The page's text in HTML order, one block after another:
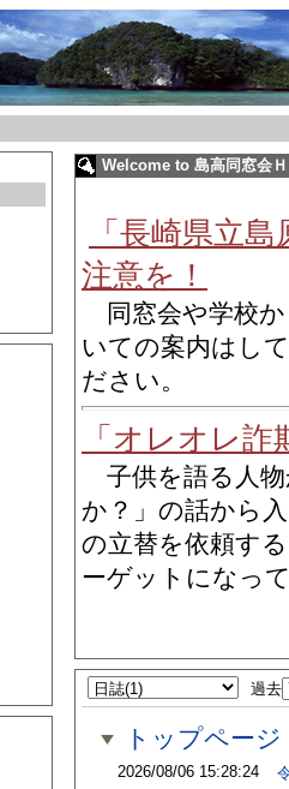
Welcome to 島高同窓会
「長崎県立
注意を！
同窓会や学校
いての案内はし
ださい。
「オレオレ
子供を語る人
か？」の話から
の立替を依頼す
ーゲットになっ
過去
トップページ
2026/08/06 15:28:24